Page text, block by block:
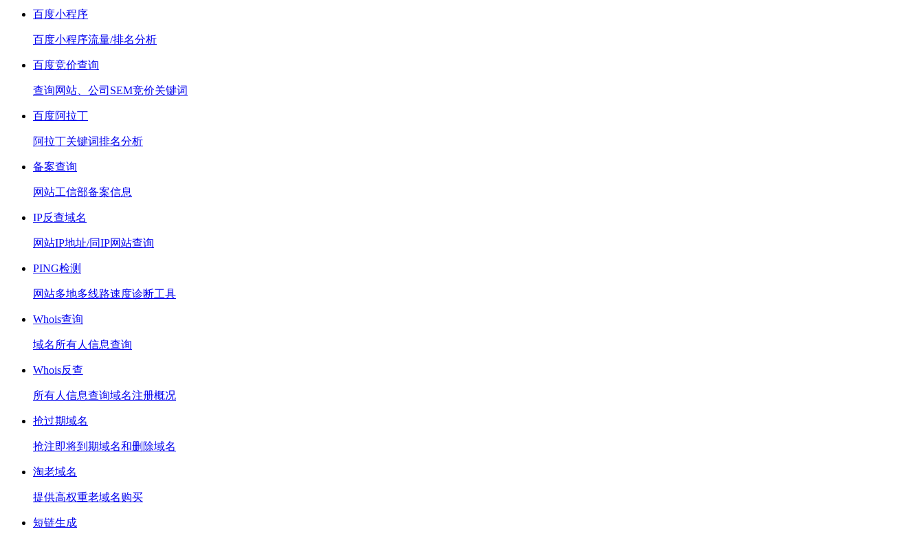
百度小程序
百度小程序流量/排名分析
百度竞价查询
查询网站、公司SEM竞价关键词
百度阿拉丁
阿拉丁关键词排名分析
备案查询
网站工信部备案信息
IP反查域名
网站IP地址/同IP网站查询
PING检测
网站多地多线路速度诊断工具
Whois查询
域名所有人信息查询
Whois反查
所有人信息查询域名注册概况
抢过期域名
抢注即将到期域名和删除域名
淘老域名
提供高权重老域名购买
短链生成